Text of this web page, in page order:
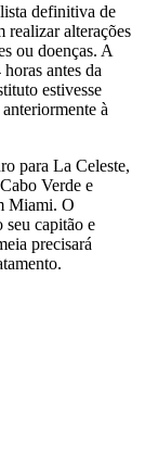
definitiva de
realizar alterações
ou doenças. A
antes da
estivesse
à
para La Celeste,
Verde e
Miami. O
seu capitão e
precisará